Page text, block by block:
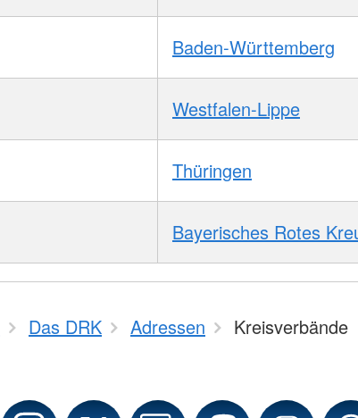
Baden-Württemberg
Westfalen-Lippe
Thüringen
Bayerisches Rotes
Das DRK Adressen Kreisverbände